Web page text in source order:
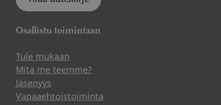
Osallistu toimintaan
Tule mukaan
Mitä me teemme?
Jäsenyys
Vapaaehtoistoiminta